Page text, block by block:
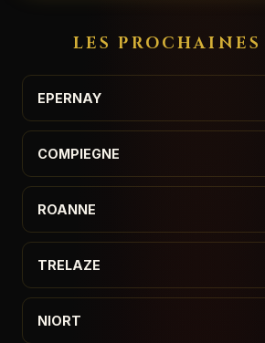
LES PROCHAINES
EPERNAY
COMPIEGNE
ROANNE
TRELAZE
NIORT